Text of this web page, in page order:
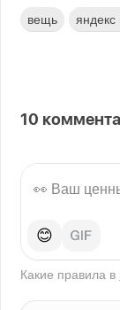
вещь
10
😊
Какие правила в